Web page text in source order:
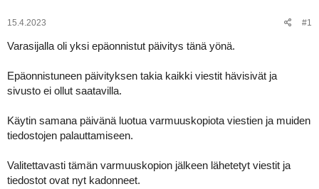
l
a
l
i
t
j
a
ä
ä
m
ä
r
15.4.2023 #1
Varasijalla oli yksi epäonnistut päivitys tänä yönä.
Epäonnistuneen päivityksen takia kaikki viestit hävisivät ja
sivusto ei ollut saatavilla.
Käytin samana päivänä luotua varmuuskopiota viestien ja muiden
tiedostojen palauttamiseen.
Valitettavasti tämän varmuuskopion jälkeen lähetetyt viestit ja
tiedostot ovat nyt kadonneet.